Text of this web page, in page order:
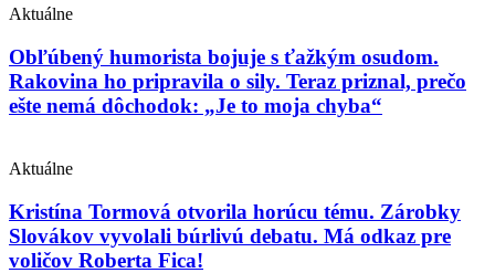
Aktuálne
Obľúbený humorista bojuje s ťažkým osudom.
Rakovina ho pripravila o sily. Teraz priznal, prečo
ešte nemá dôchodok: „Je to moja chyba“
Aktuálne
Kristína Tormová otvorila horúcu tému. Zárobky
Slovákov vyvolali búrlivú debatu. Má odkaz pre
voličov Roberta Fica!